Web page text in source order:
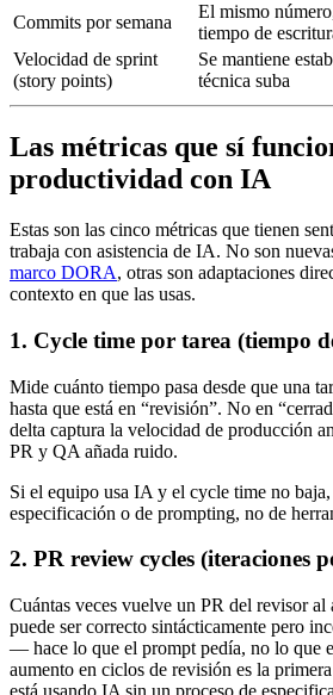
Commits por semana
El mismo
tiempo de
Velocidad de sprint
(story points)
Se mantiene
técnica suba
Las métricas que sí
productividad con IA
Estas son las cinco métricas que tienen
trabaja con asistencia de IA. No son
marco DORA, otras son adaptaciones
contexto en que las usas.
1. Cycle time por tarea (tiempo
Mide cuánto tiempo pasa desde que una
hasta que está en “revisión”. No en
delta captura la velocidad de producción
PR y QA añada ruido.
Si el equipo usa IA y el cycle time no
especificación o de prompting, no de
2. PR review cycles (iteraciones
Cuántas veces vuelve un PR del revisor
puede ser correcto sintácticamente pero
— hace lo que el prompt pedía, no lo que
aumento en ciclos de revisión es la